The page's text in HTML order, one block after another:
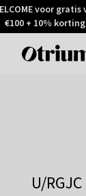
voor
€100 + 10%
U/RGJC